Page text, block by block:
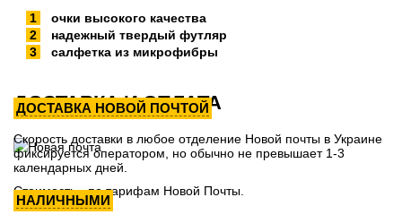
очки высокого качества
надежный твердый футляр
салфетка из микрофибры
ДОСТАВКА И ОПЛАТА
ДОСТАВКА НОВОЙ ПОЧТОЙ
Скорость доставки в любое отделение Новой почты в Украине
фиксируется оператором, но обычно не превышает 1-3
календарных дней.
Стоимость - по тарифам Новой Почты.
НАЛИЧНЫМИ